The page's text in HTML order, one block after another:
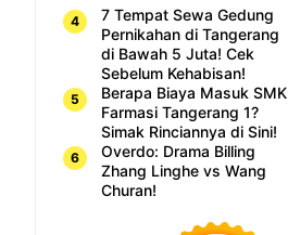
7 Tempat Sewa Gedung
Pernikahan di Tangerang
di Bawah 5 Juta! Cek
Sebelum Kehabisan!
Berapa Biaya Masuk SMK
Farmasi Tangerang 1?
Simak Rinciannya di Sini!
Overdo: Drama Billing
Zhang Linghe vs Wang
Churan!